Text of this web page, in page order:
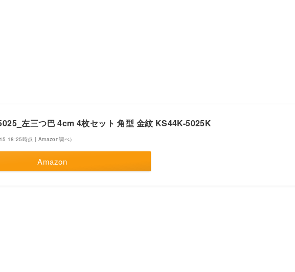
左三つ巴 4cm 4枚セット 角型 金紋 KS44K-5025K
18:25時点 | Amazon調べ）
Amazon